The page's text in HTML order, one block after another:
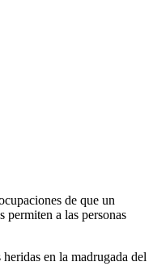
de que un
permiten a las personas
en la madrugada del